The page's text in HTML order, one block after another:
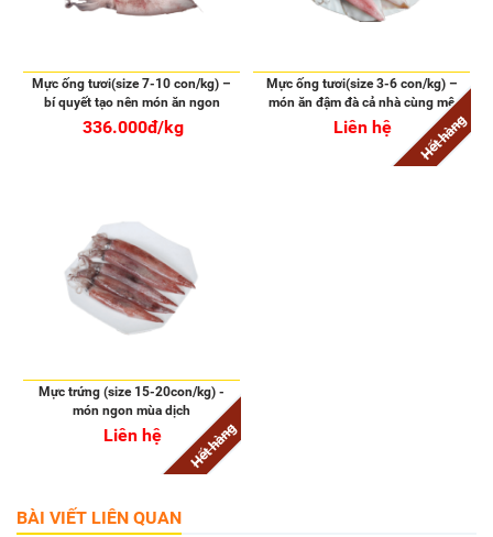
Mực ống tươi(size 7-10 con/kg) –
bí quyết tạo nên món ăn ngon
336.000đ/kg
Mực ống tươi(size 3-6 con/kg) –
món ăn đậm đà cả nhà cùng mê
Liên hệ Hết hàng
Mực trứng (size 15-20con/kg) -
món ngon mùa dịch
Liên hệ Hết hàng
BÀI VIẾT LIÊN QUAN